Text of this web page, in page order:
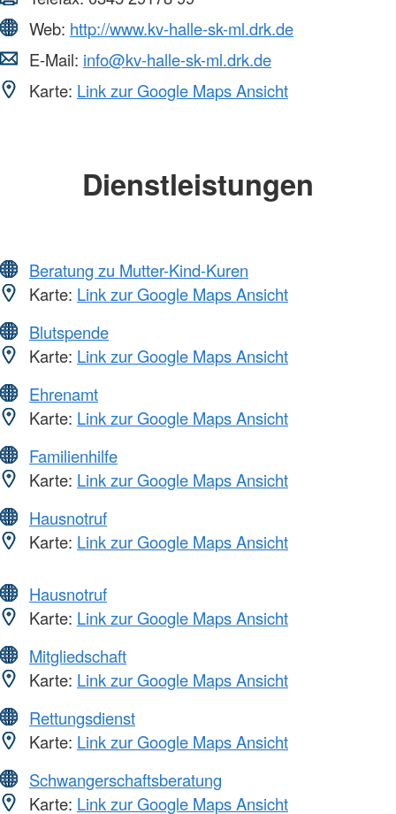
Web: http://www.kv-halle-sk-ml.drk.de
E-Mail: info@kv-halle-sk-ml.drk.de
Karte: Link zur Google Maps Ansicht
Dienstleistungen
Beratung zu Mutter-Kind-Kuren
Karte: Link zur Google Maps Ansicht
Blutspende
Karte: Link zur Google Maps Ansicht
Ehrenamt
Karte: Link zur Google Maps Ansicht
Familienhilfe
Karte: Link zur Google Maps Ansicht
Hausnotruf
Karte: Link zur Google Maps Ansicht
Hausnotruf
Karte: Link zur Google Maps Ansicht
Mitgliedschaft
Karte: Link zur Google Maps Ansicht
Rettungsdienst
Karte: Link zur Google Maps Ansicht
Schwangerschaftsberatung
Karte: Link zur Google Maps Ansicht